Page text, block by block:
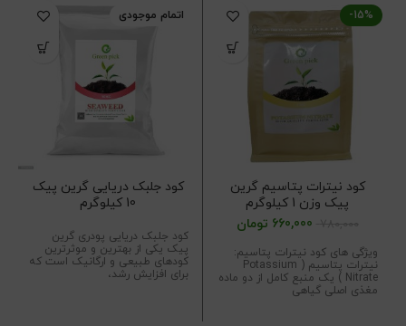
-15%
کود نیترات پتاسیم گرین
پیک وزن 1 کیلوگرم
660,000 تومان
ویژگی های کود نیترات پتاسیم:
نیترات پتاسیم ( Potassium
Nitrate ) یک منبع کامل از دو ماده
مغذی اصلی گیاهی
اتمام موجودی
کود جلبک دریایی گرین پیک
10 کیلوگرم
کود جلبک دریایی پودری گرین
پیک یکی از بهترین و موثرترین
کودهای طبیعی و ارگانیک است که
برای افزایش رشد،